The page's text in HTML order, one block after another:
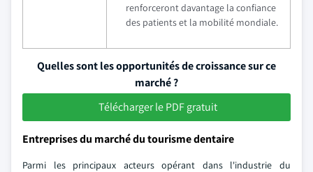
renforceront davantage la confiance
des patients et la mobilité mondiale.
Quelles sont les opportunités de croissance sur ce
marché ?
Télécharger le PDF gratuit
Entreprises du marché du tourisme dentaire
Parmi les principaux acteurs opérant dans l'industrie du